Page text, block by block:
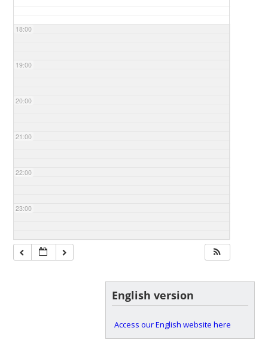
18:00
19:00
20:00
21:00
22:00
23:00
English version
Access our English website here